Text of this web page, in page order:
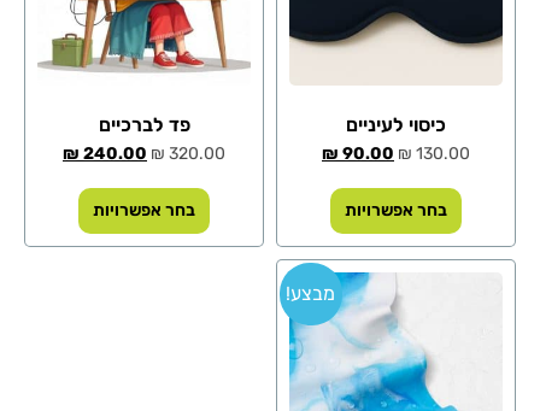
כיסוי לעיניים
₪ 130.00
₪ 90.00
בחר אפשרויות
פד לברכיים
₪ 320.00
₪ 240.00
בחר אפשרויות
מבצע!